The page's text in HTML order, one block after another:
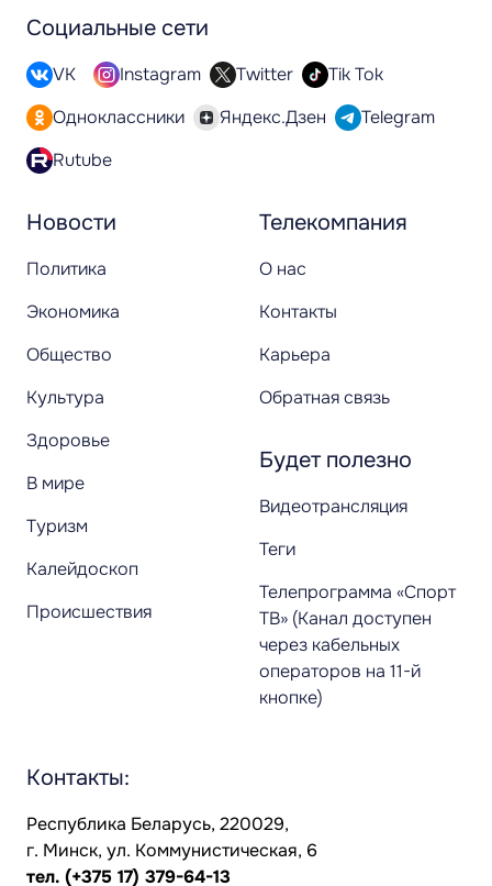
Новости
Политика
Экономика
Общество
Культура
Здоровье
В мире
Туризм
Калейдоскоп
Происшествия
Телекомпания
О нас
Контакты
Карьера
Обратная связь
Будет полезно
Видеотрансляция
Теги
Телепрограмма «Спорт
ТВ» (Канал доступен
через кабельных
операторов на 11-й
кнопке)
Социальные сети
VK Instagram Twitter
Tik Tok
Одноклассники
Яндекс.Дзен
Telegram
Rutube
Контакты:
Республика Беларусь, 220029,
г. Минск, ул. Коммунистическая, 6
тел. (+375 17) 379-64-13